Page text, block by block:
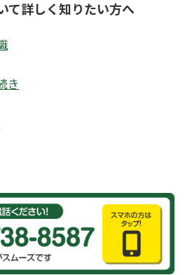
て詳しく知りたい方へ
き